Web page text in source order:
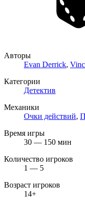
Авторы
Evan Derrick,
Категории
Детектив
Механики
Очки действий,
Время игры
30 — 150 мин
Количество игроков
1 — 5
Возраст игроков
14+